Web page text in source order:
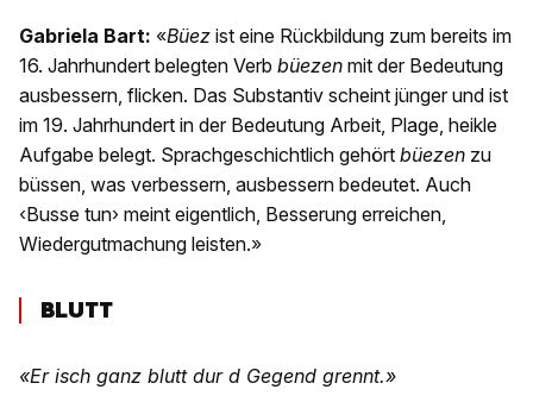
Gabriela Bart: «Büez ist eine Rückbildung zum bereits im
16. Jahrhundert belegten Verb büezen mit der Bedeutung
ausbessern, flicken. Das Substantiv scheint jünger und ist
im 19. Jahrhundert in der Bedeutung Arbeit, Plage, heikle
Aufgabe belegt. Sprachgeschichtlich gehört büezen zu
büssen, was verbessern, ausbessern bedeutet. Auch
‹Busse tun› meint eigentlich, Besserung erreichen,
Wiedergutmachung leisten.»
BLUTT
«Er isch ganz blutt dur d Gegend grennt.»